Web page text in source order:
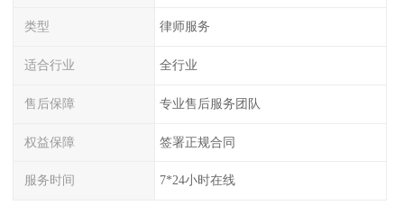
类型 律师服务
适合行业 全行业
售后保障 专业售后服务团队
权益保障 签署正规合同
服务时间 7*24小时在线